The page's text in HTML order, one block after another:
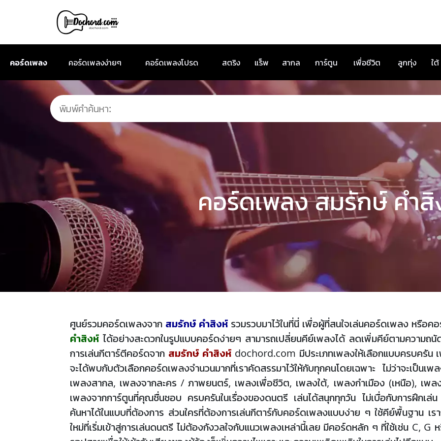
คอร์ดเพลง คอร์ดเพลงง่ายๆ คอร์ดเพลงโปรด สตริง แร็พ สากล การ์ตูน เพื่อชีวิต ลูกทุ่ง ใต้
คอร์ดเพลง สมรักษ์ คำ
ศูนย์รวมคอร์ดเพลงจาก สมรักษ์ คำสิงห์ รวมรวบมาไว้ในที่นี่ เพื่อผู้ที่สนใจเล่นคอร์ดเพลง หรือ
คำสิงห์ ได้อย่างสะดวกในรูปแบบคอร์ดง่ายๆ สามารถเปลี่ยนคีย์เพลงได้ ลดเพิ่มคีย์ตามความถ
การเล่นกีตาร์ตีคอร์ดจาก สมรักษ์ คำสิงห์dochord.com มีประเภทเพลงให้เลือกแบบครบครัน
จะได้พบกับตัวเลือกคอร์ดเพลงจำนวนมากที่เราคัดสรรมาไว้ให้กับทุกคนโดยเฉพาะ ไม่ว่าจะเป็น
เพลงสากล, เพลงจากละคร / ภาพยนตร์, เพลงเพื่อชีวิต, เพลงใต้, เพลงกำเมือง (เหนือ), เพล
เพลงจากการ์ตูนที่คุณชื่นชอบ ครบครันในเรื่องของดนตรี เล่นได้สนุกทุกวัน ไม่เบื่อกับการฝึกเล่
ค้นหาได้ในแบบที่ต้องการ ส่วนใครที่ต้องการเล่นกีตาร์กับคอร์ดเพลงแบบง่าย ๆ ใช้คีย์พื้นฐาน เรา
ใหม่ที่เริ่มเข้าสู่การเล่นดนตรี ไม่ต้องกังวลใจกับแนวเพลงเหล่านี้เลย มีคอร์ดหลัก ๆ ที่ใช้เช่น C, G